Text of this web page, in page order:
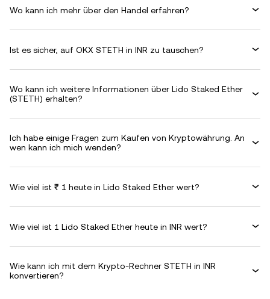
Wo kann ich mehr über den Handel erfahren?
Ist es sicher, auf OKX STETH in INR zu tauschen?
Wo kann ich weitere Informationen über Lido Staked Ether
(STETH) erhalten?
Ich habe einige Fragen zum Kaufen von Kryptowährung. An
wen kann ich mich wenden?
Wie viel ist ₹ 1 heute in Lido Staked Ether wert?
Wie viel ist 1 Lido Staked Ether heute in INR wert?
Wie kann ich mit dem Krypto-Rechner STETH in INR
konvertieren?